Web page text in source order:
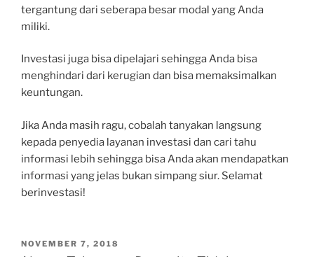
tergantung dari seberapa besar modal yang Anda
miliki.
Investasi juga bisa dipelajari sehingga Anda bisa
menghindari dari kerugian dan bisa memaksimalkan
keuntungan.
Jika Anda masih ragu, cobalah tanyakan langsung
kepada penyedia layanan investasi dan cari tahu
informasi lebih sehingga bisa Anda akan mendapatkan
informasi yang jelas bukan simpang siur. Selamat
berinvestasi!
POSTED
NOVEMBER 7, 2018